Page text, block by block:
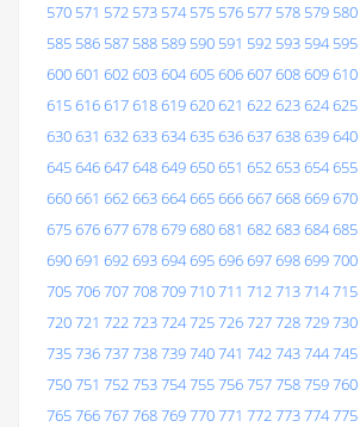
570 571 572 573 574 575 576 577 578 579 580
585 586 587 588 589 590 591 592 593 594 595
600601 602603604605606607608609610
615616617618619620621 622623624625
630631 632633634635636637638639640
645646647648649650651 652653654655
660661 662663664665666667668669670
675676677678679680681 682683684685
690691 692693694695696697698699700
705706707708709710711 712713714715
720721 722723724725726727728729730
735736737738739740741 742743744745
750751 752753754755756757758759760
765766767768769770771 772773774775